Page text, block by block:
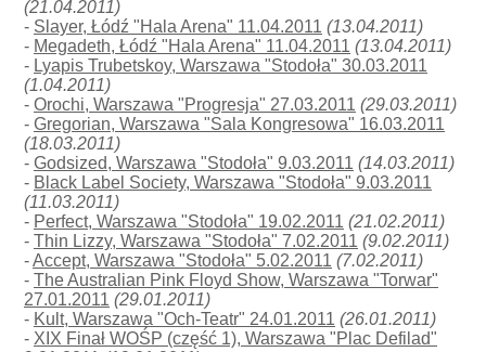
(21.04.2011)
- Slayer, Łódź "Hala Arena" 11.04.2011 (13.04.2011)
- Megadeth, Łódź "Hala Arena" 11.04.2011 (13.04.2011)
- Lyapis Trubetskoy, Warszawa "Stodoła" 30.03.2011
(1.04.2011)
-Orochi, Warszawa "Progresja" 27.03.2011 (29.03.2011)
-Gregorian, Warszawa "Sala Kongresowa" 16.03.2011
(18.03.2011)
-Godsized, Warszawa "Stodoła" 9.03.2011 (14.03.2011)
- Black Label Society, Warszawa "Stodoła" 9.03.2011
(11.03.2011)
- Perfect, Warszawa "Stodoła" 19.02.2011 (21.02.2011)
-Thin Lizzy, Warszawa "Stodoła" 7.02.2011 (9.02.2011)
-Accept, Warszawa "Stodoła" 5.02.2011 (7.02.2011)
-The Australian Pink Floyd Show, Warszawa "Torwar"
27.01.2011 (29.01.2011)
- Kult, Warszawa "Och-Teatr" 24.01.2011 (26.01.2011)
- XIX Finał WOŚP (część 1), Warszawa "Plac Defilad"